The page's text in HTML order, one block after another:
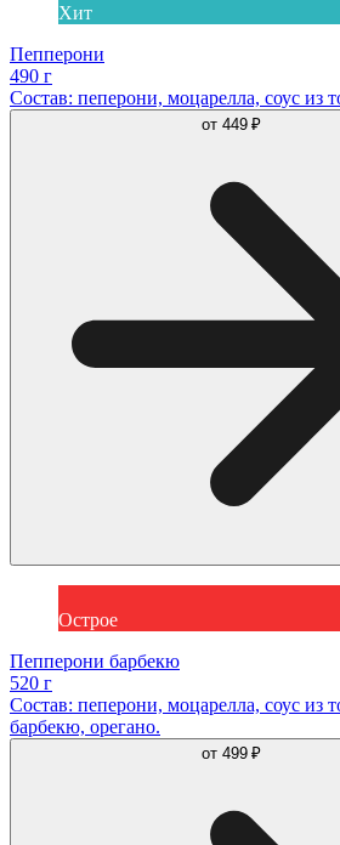
Хит
Пепперони
490 г
Состав: пеперони, моцарелла, соус из
от 449 ₽
Острое
Пепперони барбекю
520 г
Состав: пеперони, моцарелла, соус из
барбекю, орегано.
от 499 ₽